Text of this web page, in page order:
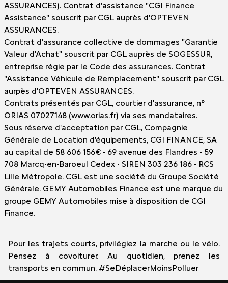
ASSURANCES). Contrat d'assistance "CGI Finance
Assistance" souscrit par CGL auprès d'OPTEVEN
ASSURANCES.
Contrat d'assurance collective de dommages "Garantie
Valeur d'Achat" souscrit par CGL auprès de SOGESSUR,
entreprise régie par le Code des assurances. Contrat
"Assistance Véhicule de Remplacement" souscrit par CGL
aurpès d'OPTEVEN ASSURANCES.
Contrats présentés par CGL, courtier d'assurance, n°
ORIAS 07027148 (www.orias.fr) via ses mandataires.
Sous réserve d'acceptation par CGL, Compagnie
Générale de Location d'équipements, CGI FINANCE, SA
au capital de 58 606 156€ - 69 avenue des Flandres - 59
708 Marcq-en-Baroeul Cedex - SIREN 303 236 186 - RCS
Lille Métropole. CGL est une société du Groupe Société
Générale. GEMY Automobiles Finance est une marque du
groupe GEMY Automobiles mise à disposition de CGI
Finance.
Pour les trajets courts, privilégiez la marche ou le vélo.
Pensez à covoiturer. Au quotidien, prenez les
transports en commun. #SeDéplacerMoinsPolluer